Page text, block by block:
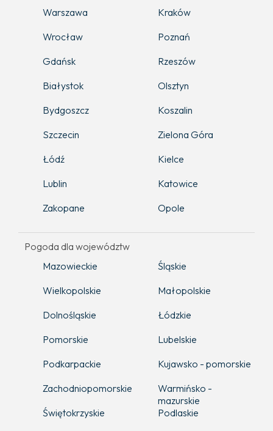
Warszawa
Kraków
Wrocław
Poznań
Gdańsk
Rzeszów
Białystok
Olsztyn
Bydgoszcz
Koszalin
Szczecin
Zielona Góra
Łódź
Kielce
Lublin
Katowice
Zakopane
Opole
Pogoda dla województw
Mazowieckie
Śląskie
Wielkopolskie
Małopolskie
Dolnośląskie
Łódzkie
Pomorskie
Lubelskie
Podkarpackie
Kujawsko - pomorskie
Zachodniopomorskie
Warmińsko -
mazurskie
Świętokrzyskie
Podlaskie